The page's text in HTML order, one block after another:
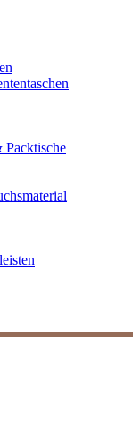
Packtische